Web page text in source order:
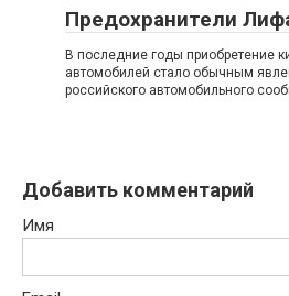
Предохранители
В последние годы приобретение
автомобилей стало обычным
российского автомобильного
Добавить комментарий
Имя